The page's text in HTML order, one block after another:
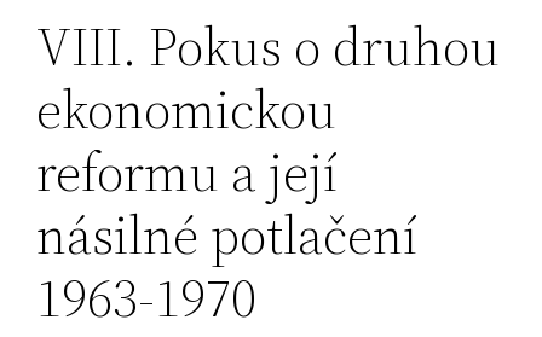
VIII. Pokus o druhou
ekonomickou
reformu a její
násilné potlačení
1963-1970